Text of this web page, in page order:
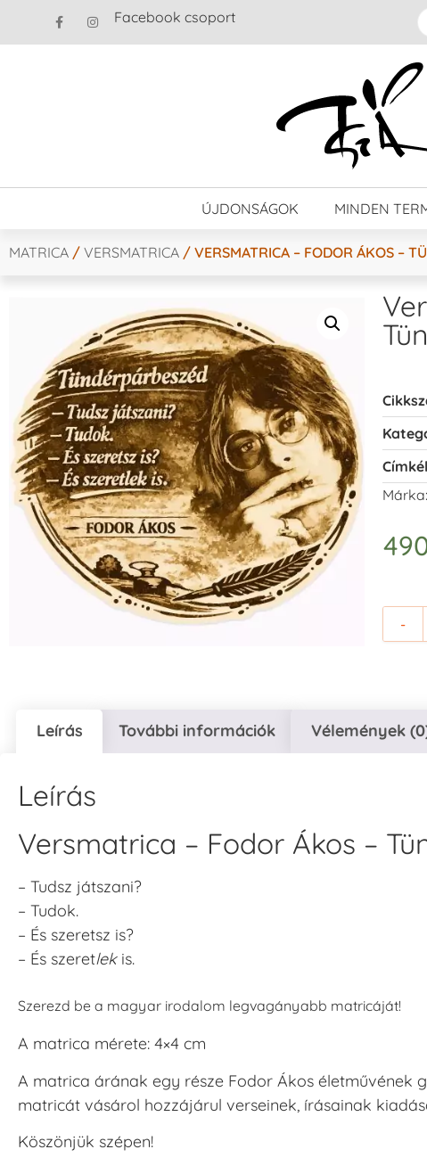
Facebook csoport
ÚJDONSÁGOK MINDEN
MATRICA / VERSMATRICA / VERSMATRICA – FODOR ÁKOS –
Márka:
-
Leírás További információk Vélemények
Leírás
Versmatrica – Fodor Ákos –
– Tudsz játszani?
– Tudok.
– És szeretsz is?
– És szeretlekis.
Szerezd be a magyar irodalom legvagányabb matricáját!
A matrica mérete: 4×4 cm
A matrica árának egy része Fodor Ákos életművének
matricát vásárol hozzájárul verseinek, írásainak
Köszönjük szépen!